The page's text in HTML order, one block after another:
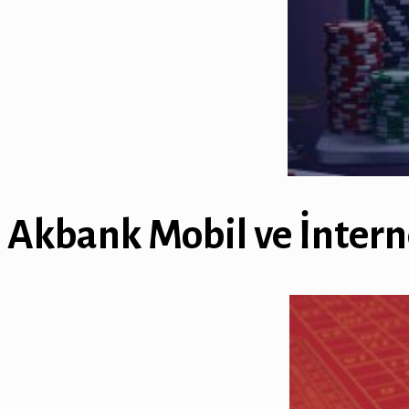
Akbank Mobil ve